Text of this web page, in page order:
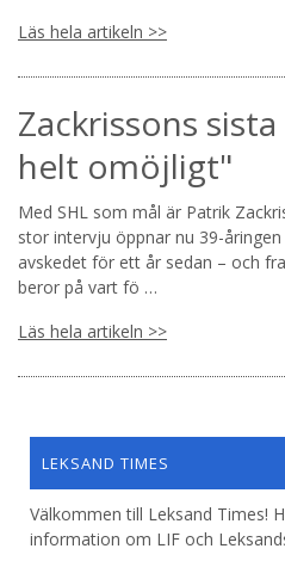
Läs hela artikeln >>
Zackrissons
helt omöjligt"
Med SHL som mål är Patrik
stor intervju öppnar nu 39-
avskedet för ett år sedan – och
beror på vart fö …
Läs hela artikeln >>
LEKSAND TIMES
Välkommen till Leksand Times!
information om LIF och